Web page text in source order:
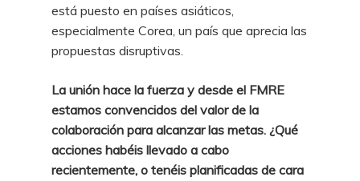
está puesto en países asiáticos,
especialmente Corea, un país que aprecia las
propuestas disruptivas.
La unión hace la fuerza y desde el FMRE
estamos convencidos del valor de la
colaboración para alcanzar las metas. ¿Qué
acciones habéis llevado a cabo
recientemente, o tenéis planificadas de cara